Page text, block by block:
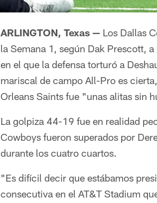
ARLINGTON, Texas — Los Dallas
la Semana 1, según Dak Prescott,
en el que la defensa torturó a
mariscal de campo All-Pro es
Orleans Saints fue "unas alitas sin
La golpiza 44-19 fue en realidad
Cowboys fueron superados por
durante los cuatro cuartos.
"Es difícil decir que estábamos
consecutiva en el AT&T Stadium